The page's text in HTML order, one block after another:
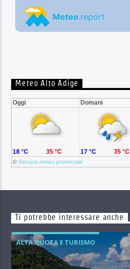
Meteo Alto Adige
Oggi Domani
©Servizio meteo provinciale
18 °C 35 °C 17 °C 35 °C
Ti potrebbe interessare anche
ALTA QUOTA E TURISMO